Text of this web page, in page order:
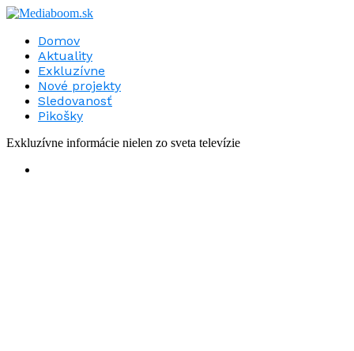
Domov
Aktuality
Exkluzívne
Nové projekty
Sledovanosť
Pikošky
Exkluzívne informácie nielen zo sveta televízie